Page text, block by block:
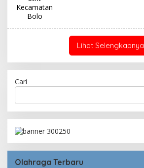
Lihat Selengkapnya
Cari
Olahraga Terbaru